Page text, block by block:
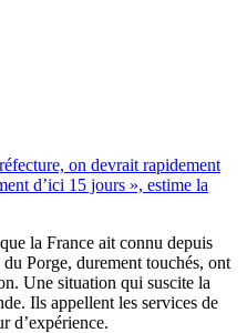
on devrait rapidement
d’ici 15 jours », estime la
la France ait connu depuis
Porge, durement touchés, ont
Une situation qui suscite la
Ils appellent les services de
d’expérience.